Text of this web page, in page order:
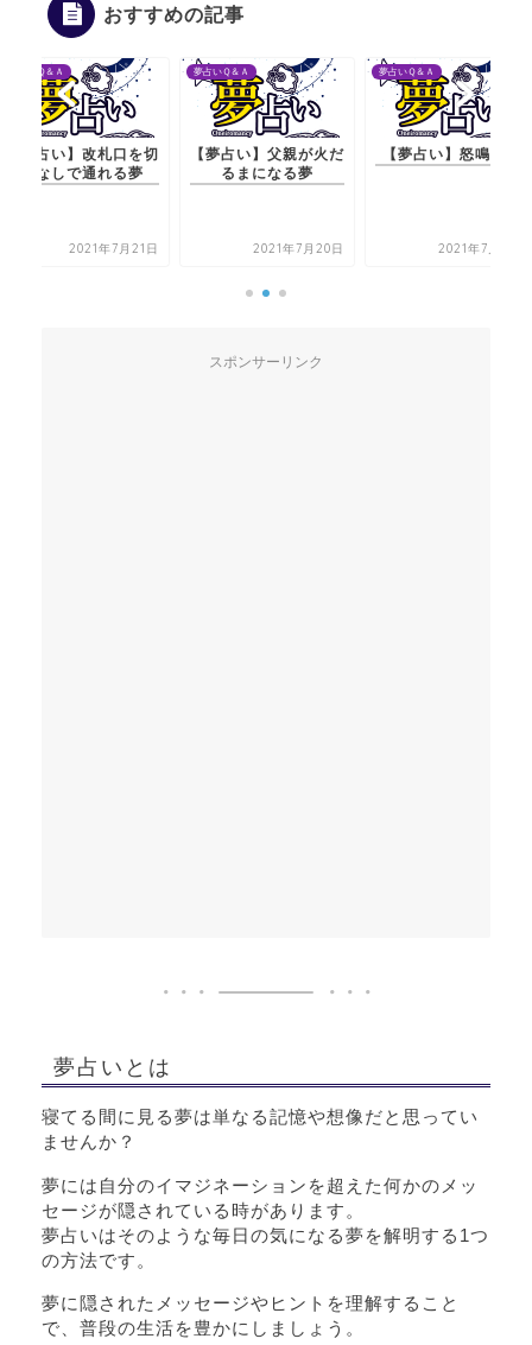
おすすめの記事
口を切
夢占いＱ＆Ａ
【夢占い】父親が火だ
るまになる夢
2021年7月20日
夢占いＱ＆Ａ
【夢占い】怒鳴る夢
2021年7月20日
夢占いＱ＆Ａ
スポンサーリンク
夢占いとは
寝てる間に見る夢は単なる記憶や想像だと思ってい
ませんか？
夢には自分のイマジネーションを超えた何かのメッ
セージが隠されている時があります。
夢占いはそのような毎日の気になる夢を解明する1つ
の方法です。
夢に隠されたメッセージやヒントを理解すること
で、普段の生活を豊かにしましょう。